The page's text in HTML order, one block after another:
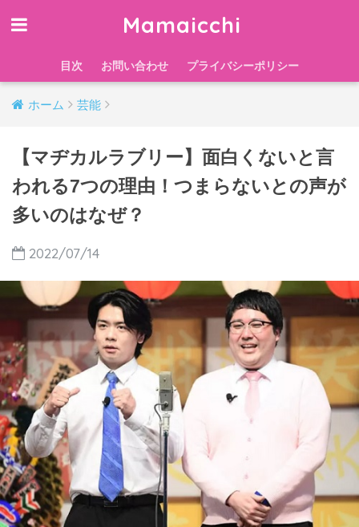
Mamaicchi
目次 お問い合わせ プライバシーポリシー
ホーム 芸能
【マヂカルラブリー】面白くないと言
われる7つの理由！つまらないとの声が
多いのはなぜ？
2022/07/14